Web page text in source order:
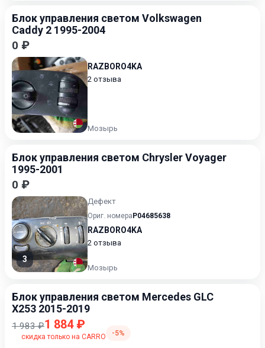
Блок управления светом Volkswagen
Caddy 2 1995-2004
0 ₽
RAZBORO4KA
2 отзыва
Мозырь
Блок управления светом Chrysler Voyager
1995-2001
0 ₽
3
Дефект
Ориг. номера P04685638
RAZBORO4KA
2 отзыва
Мозырь
Блок управления светом Mercedes GLC
X253 2015-2019
1 983 ₽1 884 ₽
скидка только на CARRO -5%